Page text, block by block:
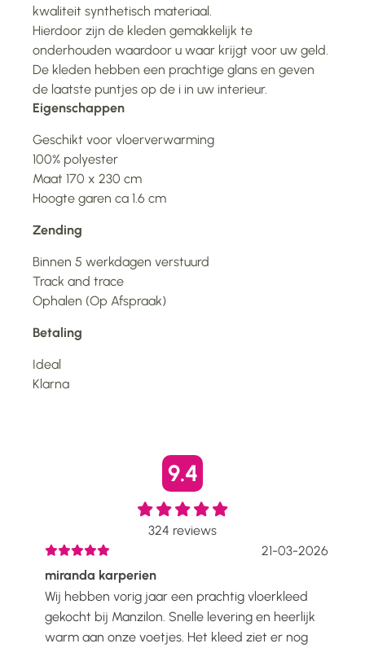
kwaliteit synthetisch materiaal.
Hierdoor zijn de kleden gemakkelijk te
onderhouden waardoor u waar krijgt voor uw geld.
De kleden hebben een prachtige glans en geven
de laatste puntjes op de i in uw interieur.
Eigenschappen
Geschikt voor vloerverwarming
100% polyester
Maat 170 x 230 cm
Hoogte garen ca 1.6 cm
Zending
Binnen 5 werkdagen verstuurd
Track and trace
Ophalen (Op Afspraak)
Betaling
Ideal
Klarna
9.4
324 reviews
21-03-2026
miranda karperien
Wij hebben vorig jaar een prachtig vloerkleed
gekocht bij Manzilon. Snelle levering en heerlijk
warm aan onze voetjes. Het kleed ziet er nog